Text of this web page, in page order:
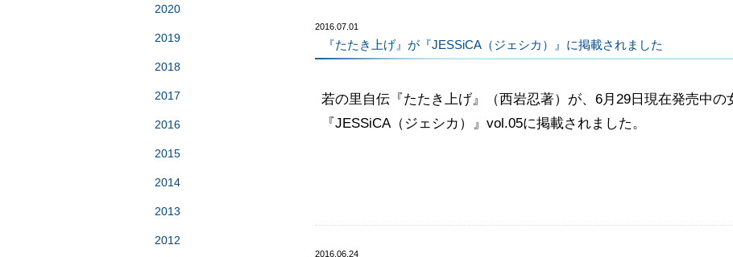
2016.07.01
『たたき上げ』が『JESSiCA（ジェシカ）』に掲載されました
若の里自伝『たたき上げ』（西岩忍著）が、6月29日現在発売中の
『JESSiCA（ジェシカ）』vol.05に掲載されました。
2016.06.24
2020
2019
2018
2017
2016
2015
2014
2013
2012